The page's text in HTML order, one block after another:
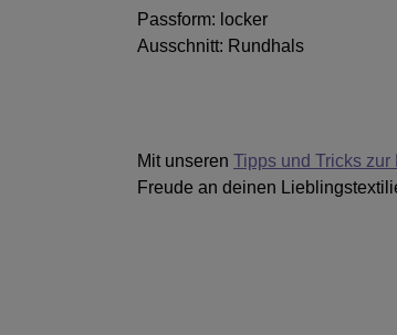
Passform: locker
Ausschnitt: Rundhals
Mit unseren Tipps und Tricks zur
Freude an deinen